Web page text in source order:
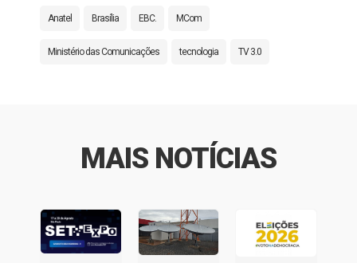
Anatel Brasília EBC. MCom
Ministério das Comunicações tecnologia TV 3.0
MAIS NOTÍCIAS